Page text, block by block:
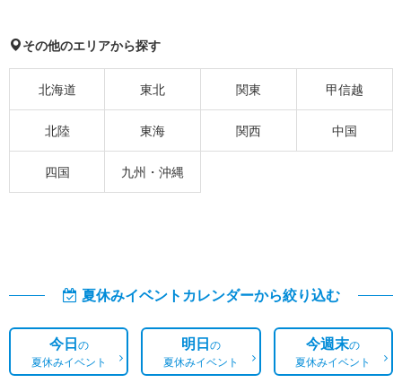
その他のエリアから探す
北海道 東北 関東 甲信越
北陸 東海 関西 中国
四国 九州・沖縄
夏休みイベントカレンダーから絞り込む
今日の
夏休みイベント
明日の
夏休みイベント
今週末の
夏休みイベント